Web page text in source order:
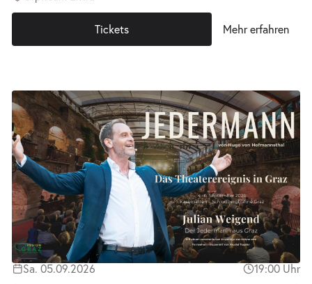
Tickets Mehr erfahren
Sa. 05.09.2026 19:00 Uhr